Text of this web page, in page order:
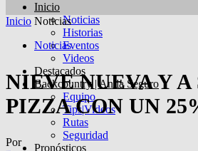
Inicio
Noticias
Historias
Eventos
Videos
Destacados
Backcountry | Anda Seguro
Equipo
Tips|Videos
Rutas
Seguridad
Pronósticos
Inicio Noticias
Noticias
NIEVE NUEVA Y A
PIZZA CON UN
Por